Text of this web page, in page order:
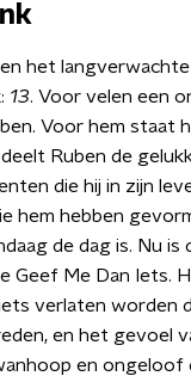
het
13. Voor velen een
Voor hem staat
deelt Ruben de
die hij in zijn
hem hebben
de dag is. Nu is
Geef Me Dan Iets.
verlaten worden
en het gevoel
en ongeloof